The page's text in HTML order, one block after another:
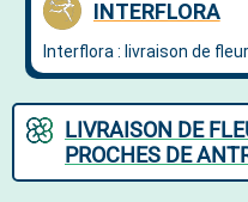
LIVRAISON DE
PROCHES DE